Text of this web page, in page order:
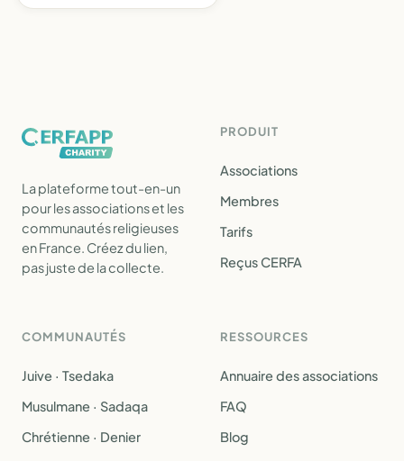
La plateforme tout-en-un
pour les associations et les
communautés religieuses
en France. Créez du lien,
pas juste de la collecte.
PRODUIT
Associations
Membres
Tarifs
Reçus CERFA
COMMUNAUTÉS
Juive · Tsedaka
Musulmane · Sadaqa
Chrétienne · Denier
RESSOURCES
Annuaire des associations
FAQ
Blog